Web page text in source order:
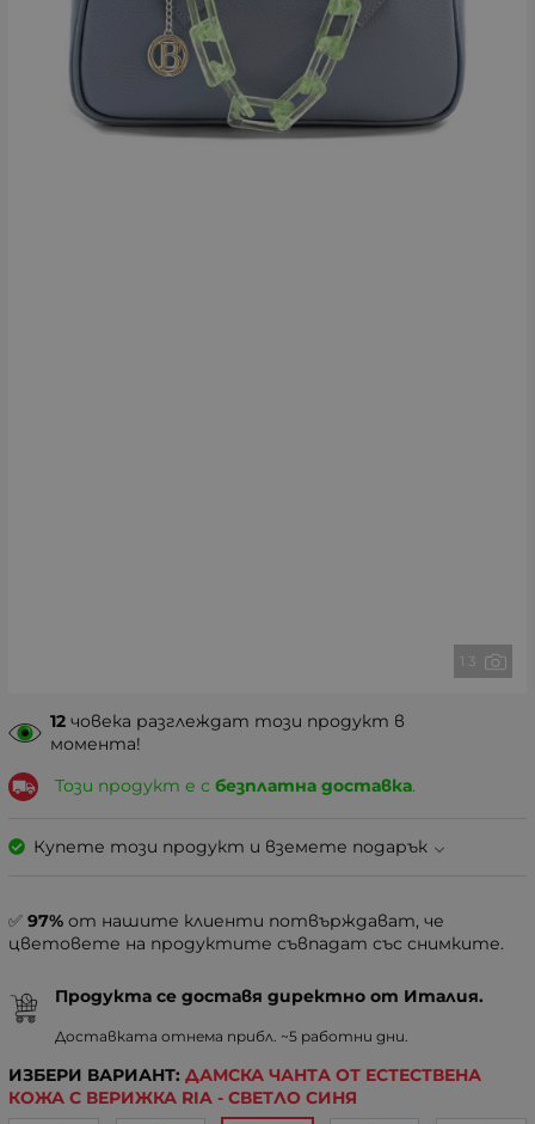
1 3
12 човека разглеждат този продукт в
момента!
Този продукт е с безплатна доставка.
Купете този продукт и вземете подарък
✅ 97% от нашите клиенти потвърждават, че
цветовете на продуктите съвпадат със снимките.
Продукта се доставя директно от Италия.
Доставката отнема прибл. ~5 работни дни.
ИЗБЕРИ ВАРИАНТ: ДАМСКА ЧАНТА ОТ ЕСТЕСТВЕНА
КОЖА С ВЕРИЖКА RIA - СВЕТЛО СИНЯ